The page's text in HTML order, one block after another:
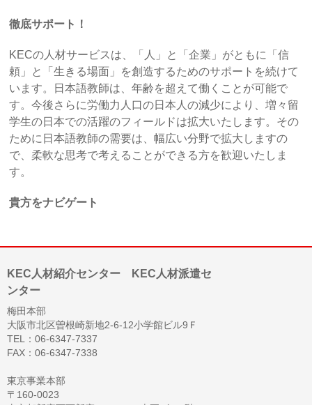
徹底サポート！
KECの人材サービスは、「人」と「企業」がともに「信
頼」と「生きる場面」を創造するためのサポートを続けて
います。日本語教師は、年齢を超えて働くことが可能で
す。今後さらに労働力人口の日本人の減少により、増々留
学生の日本での活躍のフィールドは拡大いたします。その
ために日本語教師の需要は、幅広い分野で拡大しますの
で、柔軟な思考で考えることができる方を歓迎いたしま
す。
貴方をナビゲート
KEC人材紹介センター KEC人材派遣セ
ンター
梅田本部
大阪市北区曽根崎新地2-6-12小学館ビル9Ｆ
TEL：06-6347-7337
FAX：06-6347-7338
東京事業本部
〒160-0023